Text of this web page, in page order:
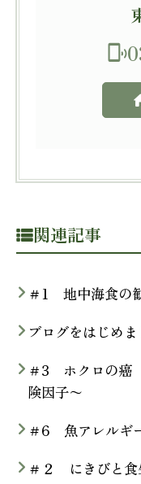
関連記事
＃1 地中海食の
ブログをはじめま
＃3 ホクロの癌
険因子〜
＃6 魚アレルギ
＃２ にきびと